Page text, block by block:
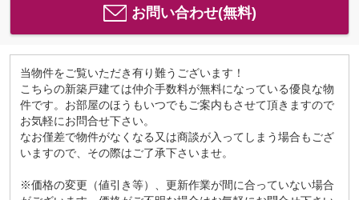
お問い合わせ(無料)
当物件をご覧いただき有り難うございます！
こちらの新築戸建ては仲介手数料が無料になっている優良な物
件です。お部屋のほうもいつでもご案内もさせて頂きますので
お気軽にお問合せ下さい。
なお僅差で物件がなくなる又は商談が入ってしまう場合もござ
いますので、その際はご了承下さいませ。
※価格の変更（値引き等）、更新作業が間に合っていない場合